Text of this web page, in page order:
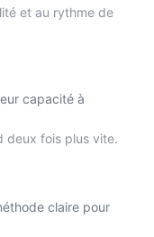
et au rythme de
capacité à
deux fois plus vite.
claire pour